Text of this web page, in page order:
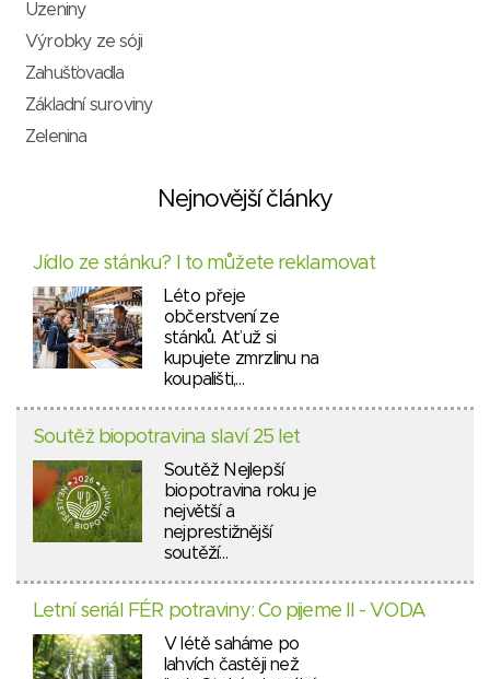
Uzeniny
Výrobky ze sóji
Zahušťovadla
Základní suroviny
Zelenina
Nejnovější články
Jídlo ze stánku? I to můžete reklamovat
Léto přeje
občerstvení ze
stánků. Ať už si
kupujete zmrzlinu na
koupališti,…
Soutěž biopotravina slaví 25 let
Soutěž Nejlepší
biopotravina roku je
největší a
nejprestižnější
soutěží…
Letní seriál FÉR potraviny: Co pijeme II - VODA
V létě saháme po
lahvích častěji než